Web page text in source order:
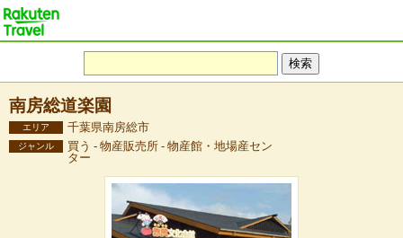
南房総道楽園
エリア 千葉県南房総市
ジャンル
買う - 物産販売所 - 物産館・地場産セン
ター